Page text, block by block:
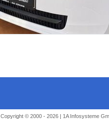
Copyright © 2000 - 2026 | 1A Infosysteme